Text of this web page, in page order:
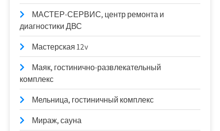
МАСТЕР-СЕРВИС, центр ремонта и
диагностики ДВС
Мастерская 12v
Маяк, гостинично-развлекательный
комплекс
Мельница, гостиничный комплекс
Мираж, сауна